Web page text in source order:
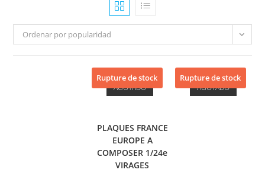
Ordenar por popularidad
Rupture de stock
AGOTADO
PLAQUES FRANCE
EUROPE A
COMPOSER 1/24e
VIRAGES
Rupture de stock
AGOTADO